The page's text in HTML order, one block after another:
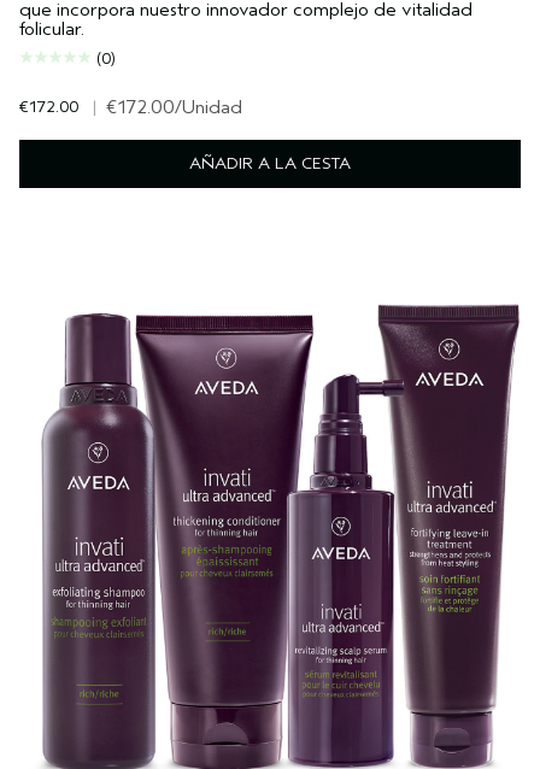
que incorpora nuestro innovador complejo de vitalidad
folicular.
(0)
€172.00 | €172.00/Unidad
AÑADIR A LA CESTA